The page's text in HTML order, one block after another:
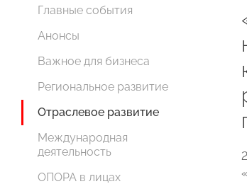
Главные события
Анонсы
Важное для бизнеса
Региональное развитие
Отраслевое развитие
Международная
деятельность
ОПОРА в лицах